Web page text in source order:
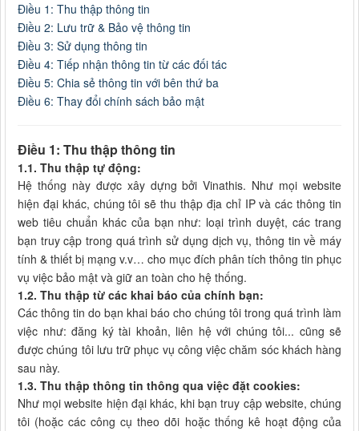
Điều 1: Thu thập thông tin
Điều 2: Lưu trữ & Bảo vệ thông tin
Điều 3: Sử dụng thông tin
Điều 4: Tiếp nhận thông tin từ các đối tác
Điều 5: Chia sẻ thông tin với bên thứ ba
Điều 6: Thay đổi chính sách bảo mật
Điều 1: Thu thập thông tin
1.1. Thu thập tự động:
Hệ thống này được xây dựng bởi Vinathis. Như mọi website
hiện đại khác, chúng tôi sẽ thu thập địa chỉ IP và các thông tin
web tiêu chuẩn khác của bạn như: loại trình duyệt, các trang
bạn truy cập trong quá trình sử dụng dịch vụ, thông tin về máy
tính & thiết bị mạng v.v… cho mục đích phân tích thông tin phục
vụ việc bảo mật và giữ an toàn cho hệ thống.
1.2. Thu thập từ các khai báo của chính bạn:
Các thông tin do bạn khai báo cho chúng tôi trong quá trình làm
việc như: đăng ký tài khoản, liên hệ với chúng tôi... cũng sẽ
được chúng tôi lưu trữ phục vụ công việc chăm sóc khách hàng
sau này.
1.3. Thu thập thông tin thông qua việc đặt cookies:
Như mọi website hiện đại khác, khi bạn truy cập website, chúng
tôi (hoặc các công cụ theo dõi hoặc thống kê hoạt động của